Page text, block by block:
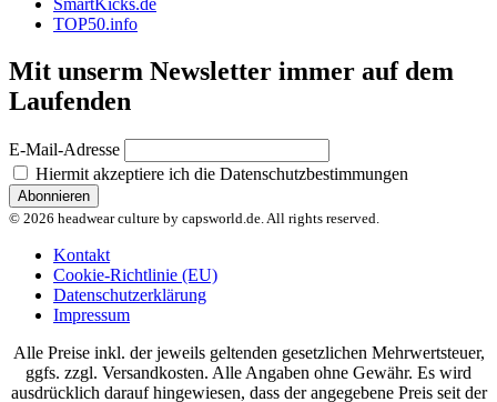
TOP50.info
Mit unserm Newsletter immer auf dem
Laufenden
E-Mail-Adresse
Hiermit akzeptiere ich die Datenschutzbestimmungen
© 2026 headwear culture by capsworld.de. All rights reserved.
Kontakt
Cookie-Richtlinie (EU)
Datenschutzerklärung
Impressum
Alle Preise inkl. der jeweils geltenden gesetzlichen Mehrwertsteuer,
ggfs. zzgl. Versandkosten. Alle Angaben ohne Gewähr. Es wird
ausdrücklich darauf hingewiesen, dass der angegebene Preis seit der